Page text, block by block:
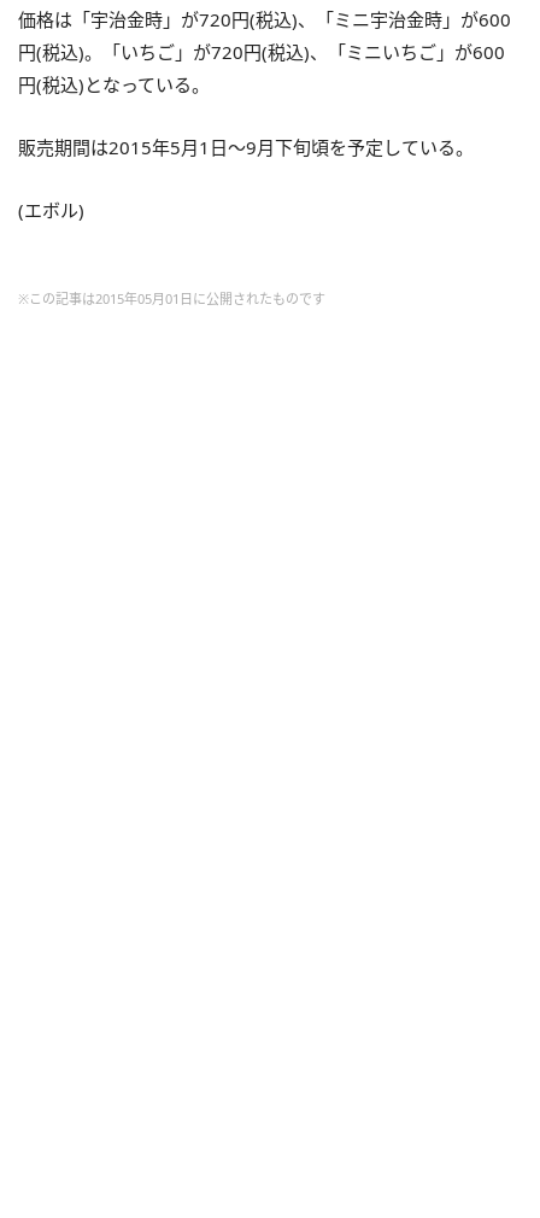
価格は「宇治金時」が720円(税込)、「ミニ宇治金時」が600
円(税込)。「いちご」が720円(税込)、「ミニいちご」が600
円(税込)となっている。
販売期間は2015年5月1日～9月下旬頃を予定している。
(エボル)
※この記事は2015年05月01日に公開されたものです